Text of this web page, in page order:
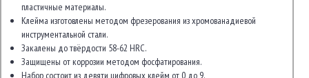
пластичные материалы.
Клейма изготовлены методом фрезерования из хромованадиевой
инструментальной стали.
Закалены до твёрдости 58-62 HRC.
Защищены от коррозии методом фосфатирования.
Набор состоит из девяти цифровых клейм от 0 до 9.